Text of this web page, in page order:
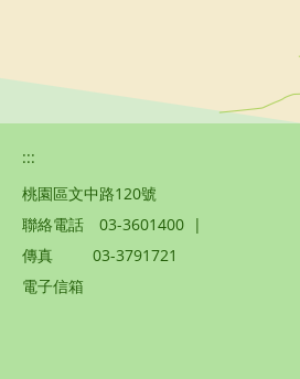
:::
桃園區文中路120號
聯絡電話
03-3601400 |
傳真
03-3791721
電子信箱